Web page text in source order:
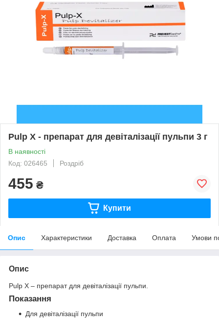
Pulp X - препарат для девіталізації пульпи 3 г
В наявності
Код: 026465
Роздріб
455 ₴
Купити
Опис Характеристики Доставка Оплата Умови
Опис
Pulp X – препарат для девіталізації пульпи.
Показання
Для девіталізації пульпи